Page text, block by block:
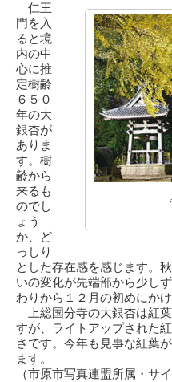
仁王
門を入
ると境
内の中
心に推
定樹齢
６５０
年の大
銀杏が
ありま
す。樹
齢から
来るも
のでし
ょう
か、ど
っしり
とした存在感を感じます。
いの変化が先端部から少し
わりから１２月の初めにか
上総国分寺の大銀杏は紅
すが、ライトアップされた
さです。今年も見事な紅葉
ます。
（市原市写真連盟所属・サ